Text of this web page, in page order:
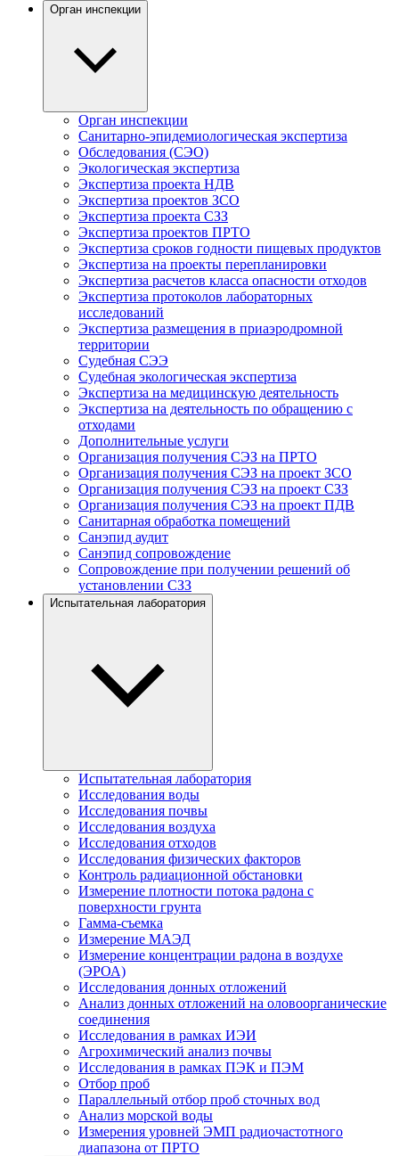
Орган инспекции
Орган инспекции
Санитарно-эпидемиологическая экспертиза
Обследования (СЭО)
Экологическая экспертиза
Экспертиза проекта НДВ
Экспертиза проектов ЗСО
Экспертиза проекта СЗЗ
Экспертиза проектов ПРТО
Экспертиза сроков годности пищевых продуктов
Экспертиза на проекты перепланировки
Экспертиза расчетов класса опасности отходов
Экспертиза протоколов лабораторных
исследований
Экспертиза размещения в приаэродромной
территории
Судебная СЭЭ
Судебная экологическая экспертиза
Экспертиза на медицинскую деятельность
Экспертиза на деятельность по обращению с
отходами
Дополнительные услуги
Организация получения СЭЗ на ПРТО
Организация получения СЭЗ на проект ЗСО
Организация получения СЭЗ на проект СЗЗ
Организация получения СЭЗ на проект ПДВ
Санитарная обработка помещений
Санэпид аудит
Санэпид сопровождение
Сопровождение при получении решений об
установлении СЗЗ
Испытательная лаборатория
Испытательная лаборатория
Исследования воды
Исследования почвы
Исследования воздуха
Исследования отходов
Исследования физических факторов
Контроль радиационной обстановки
Измерение плотности потока радона с
поверхности грунта
Гамма-съемка
Измерение МАЭД
Измерение концентрации радона в воздухе
(ЭРОА)
Исследования донных отложений
Анализ донных отложений на оловоорганические
соединения
Исследования в рамках ИЭИ
Агрохимический анализ почвы
Исследования в рамках ПЭК и ПЭМ
Отбор проб
Параллельный отбор проб сточных вод
Анализ морской воды
Измерения уровней ЭМП радиочастотного
диапазона от ПРТО